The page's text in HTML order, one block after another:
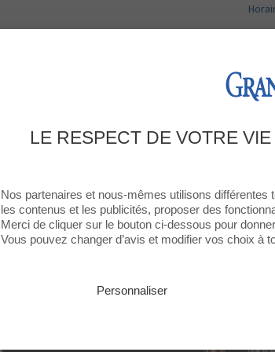
ÚLTIMA HORA: UN
LE RESPECT DE VOTRE
Nos partenaires et nous-mêmes utilisons
les contenus et les publicités, proposer des
Merci de cliquer sur le bouton ci-dessous pour
Vous pouvez changer d’avis et modifier vos choix à
Personnaliser